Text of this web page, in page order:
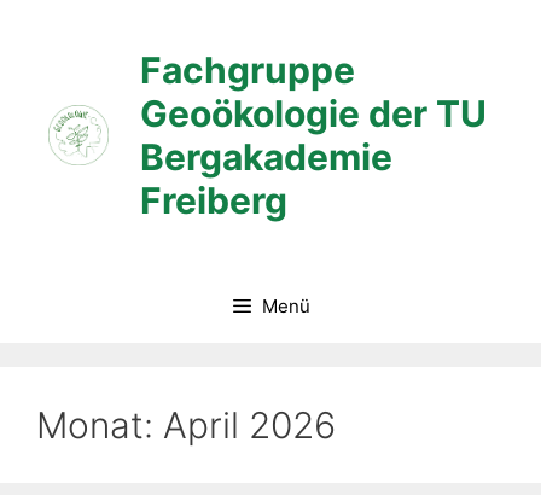
Fachgruppe
Geoökologie der TU
Bergakademie
Freiberg
Menü
Monat: April 2026